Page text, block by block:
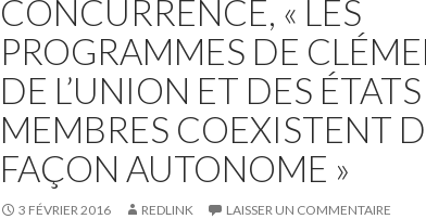
CONCURRENCE, « LES
PROGRAMMES DE
DE L’UNION ET DES ÉTATS
MEMBRES COEXISTENT
FAÇON AUTONOME »
3 FÉVRIER 2016 REDLINK LAISSER UN COMMENTAIRE